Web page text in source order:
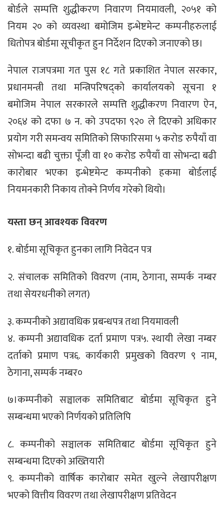
बोर्डले सम्पत्ति शुद्धीकरण निवारण नियमावली, २०५१ को
नियम २० को व्यवस्था बमोजिम इन्भेष्टमेन्ट कम्पनीहरुलाई
धितोपत्र बोर्डमा सूचीकृत हुन निर्देशन दिएको जनाएको छ।
नेपाल राजपत्रमा गत पुस १८ गते प्रकाशित नेपाल सरकार,
प्रधानमन्त्री तथा मन्त्रिपरिषद्को कार्यालयको सूचना १
बमोजिम नेपाल सरकारले सम्पत्ति शुद्धीकरण निवारण ऐन,
२०६४ को दफा ७ न. को उपदफा ९२० ले दिएको अधिकार
प्रयोग गरी समन्वय समितिको सिफारिसमा ५ करोड रुपैयाँ वा
सोभन्दा बढी चुक्ता पूँजी वा १० करोड रुपैयाँ वा सोभन्दा बढी
कारोबार भएका इन्भेष्टमेन्ट कम्पनीको हकमा बोर्डलाई
नियमनकारी निकाय तोक्ने निर्णय गरेको थियो।
यस्ता छन् आवश्यक विवरण
१. बोर्डमा सूचिकृत हुनका लागि निवेदन पत्र
२. संचालक समितिको विवरण (नाम, ठेगाना, सम्पर्क नम्बर
तथा सेयरधनीको लगत)
३. कम्पनीको अद्यावधिक प्रबन्धपत्र तथा नियमावली
४. कम्पनी अद्यावधिक दर्ता प्रमाण पत्र५. स्थायी लेखा नम्बर
दर्ताको प्रमाण पत्र६. कार्यकारी प्रमुखको विवरण ९ नाम,
ठेगाना, सम्पर्क नम्बर०
७।कम्पनीको सञ्चालक समितिबाट बोर्डमा सूचिकृत हुने
सम्बन्धमा भएको निर्णयको प्रतिलिपि
८. कम्पनीको सञ्चालक समितिबाट बोर्डमा सूचिकृत हुने
सम्बन्धमा दिएको अख्तियारी
९. कम्पनीको वार्षिक कारोबार समेत खुल्ने लेखापरीक्षण
भएको वित्तीय विवरण तथा लेखापरीक्षण प्रतिवेदन